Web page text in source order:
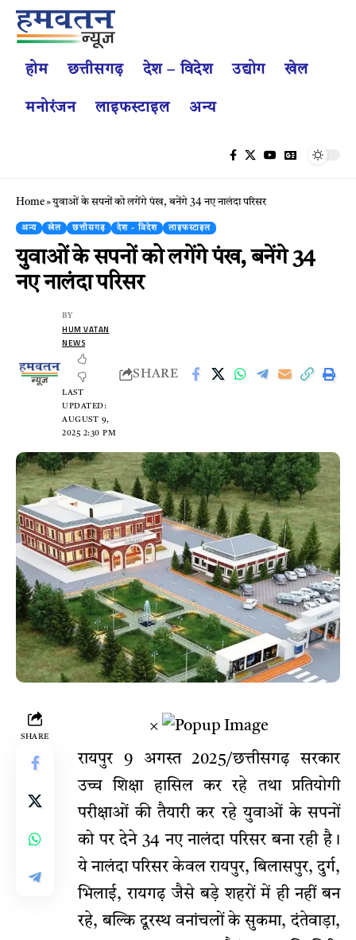
होम छत्तीसगढ़ देश – विदेश उद्योग खेल
मनोरंजन लाइफस्टाइल अन्य
Home»युवाओं के सपनों को लगेंगे पंख, बनेंगे 34 नए नालंदा परिसर
अन्य खेल छत्तीसगढ़ देश - विदेश लाइफस्टाइल
युवाओं के सपनों को लगेंगे पंख, बनेंगे 34
नए नालंदा परिसर
LAST
UPDATED:
AUGUST 9,
2025 2:30 PM
BY
HUM VATAN
NEWS
SHARE
SHARE
×
रायपुर 9 अगस्त 2025/छत्तीसगढ़ सरकार
उच्च शिक्षा हासिल कर रहे तथा प्रतियोगी
परीक्षाओं की तैयारी कर रहे युवाओं के सपनों
को पर देने 34 नए नालंदा परिसर बना रही है।
ये नालंदा परिसर केवल रायपुर, बिलासपुर, दुर्ग,
भिलाई, रायगढ़ जैसे बड़े शहरों में ही नहीं बन
रहे, बल्कि दूरस्थ वनांचलों के सुकमा, दंतेवाड़ा,